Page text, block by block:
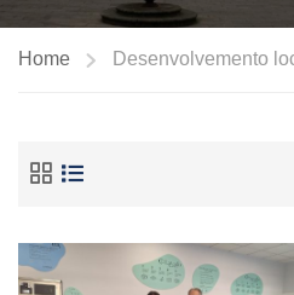
Home Desenvolvemento